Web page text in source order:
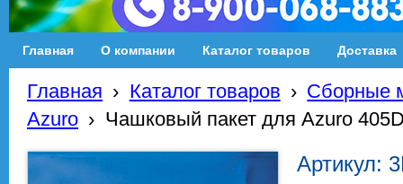
Главная О компании Каталог товаров Доставка
Главная › Каталог товаров › Сборные
Azuro › Чашковый пакет для Azuro
Артикул: